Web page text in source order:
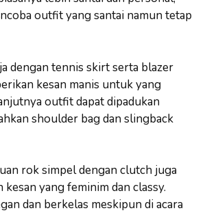
outfit yang santai namun tetap
dengan tennis skirt serta blazer
kesan manis untuk yang
outfit dapat dipadukan
shoulder bag dan slingback
rok simpel dengan clutch juga
kesan yang feminim dan classy.
dan berkelas meskipun di acara